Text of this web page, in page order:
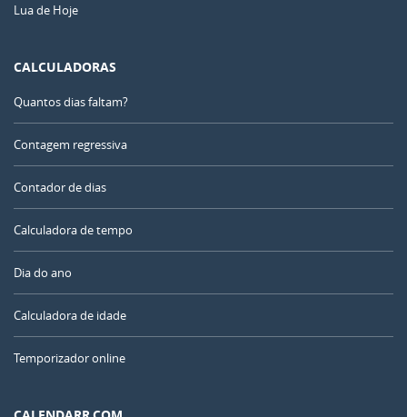
Lua de Hoje
CALCULADORAS
Quantos dias faltam?
Contagem regressiva
Contador de dias
Calculadora de tempo
Dia do ano
Calculadora de idade
Temporizador online